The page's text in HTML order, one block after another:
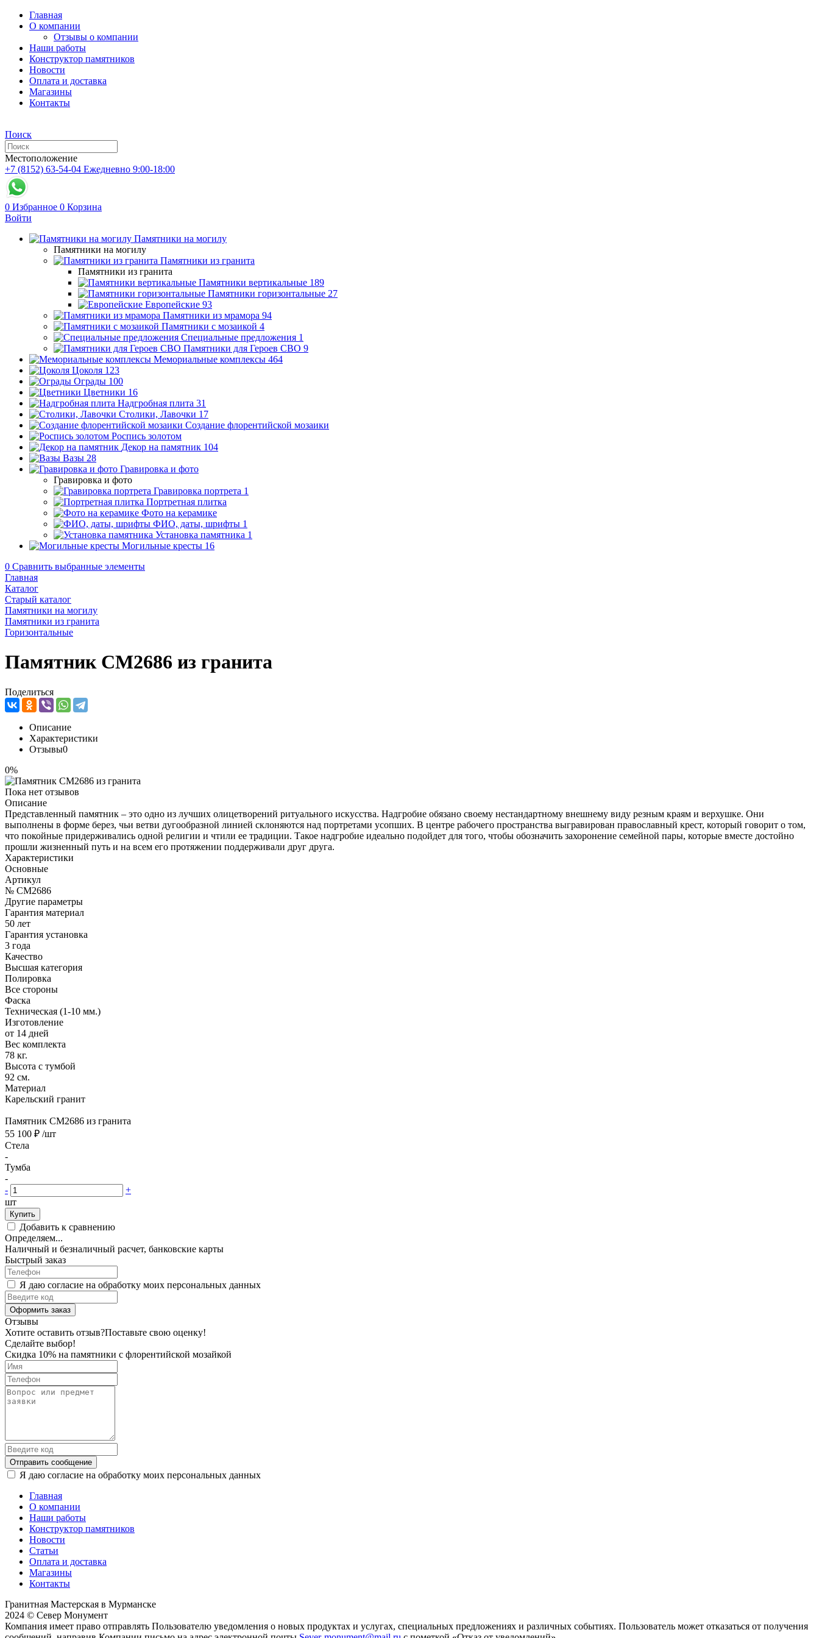
Главная
О компании
Отзывы о компании
Наши работы
Конструктор памятников
Новости
Оплата и доставка
Магазины
Контакты
Поиск
Местоположение
+7 (8152) 63-54-04 Ежедневно 9:00-18:00
0 Избранное 0 Корзина
Войти
Памятники на могилу
Памятники на могилу
Памятники из гранита
Памятники из гранита
Памятники вертикальные 189
Памятники горизонтальные 27
Европейские 93
Памятники из мрамора 94
Памятники с мозаикой 4
Специальные предложения 1
Памятники для Героев СВО 9
Мемориальные комплексы 464
Цоколя 123
Ограды 100
Цветники 16
Надгробная плита 31
Столики, Лавочки 17
Создание флорентийской мозаики
Роспись золотом
Декор на памятник 104
Вазы 28
Гравировка и фото
Гравировка и фото
Гравировка портрета 1
Портретная плитка
Фото на керамике
ФИО, даты, шрифты 1
Установка памятника 1
Могильные кресты 16
0 Сравнить выбранные элементы
Главная
Каталог
Старый каталог
Памятники на могилу
Памятники из гранита
Горизонтальные
Памятник CM2686 из гранита
Поделиться
Описание
Характеристики
Отзывы0
0%
Пока нет отзывов
Описание
Представленный памятник – это одно из лучших олицетворений ритуального искусства. Надгробие обязано своему нестандартному внешнему виду резным краям и верхушке. Они
выполнены в форме берез, чьи ветви дугообразной линией склоняются над портретами усопших. В центре рабочего пространства выгравирован православный крест, который говорит о том,
что покойные придерживались одной религии и чтили ее традиции. Такое надгробие идеально подойдет для того, чтобы обозначить захоронение семейной пары, которые вместе достойно
прошли жизненный путь и на всем его протяжении поддерживали друг друга.
Характеристики
Основные
Артикул
№ CM2686
Другие параметры
Гарантия материал
50 лет
Гарантия установка
3 года
Качество
Высшая категория
Полировка
Все стороны
Фаска
Техническая (1-10 мм.)
Изготовление
от 14 дней
Вес комплекта
78 кг.
Высота с тумбой
92 см.
Материал
Карельский гранит
Памятник CM2686 из гранита
55 100 ₽ /шт
Стела
-
Тумба
-
-
+
шт
Купить
Добавить к сравнению
Определяем...
Наличный и безналичный расчет, банковские карты
Быстрый заказ
Я даю согласие на обработку моих персональных данных
Оформить заказ
Отзывы
Хотите оставить отзыв?Поставьте свою оценку!
Сделайте выбор!
Скидка 10% на памятники с флорентийской мозайкой
Отправить сообщение
Я даю согласие на обработку моих персональных данных
Главная
О компании
Наши работы
Конструктор памятников
Новости
Статьи
Оплата и доставка
Магазины
Контакты
Гранитная Мастерская в Мурманске
2024 © Север Монумент
Компания имеет право отправлять Пользователю уведомления о новых продуктах и услугах, специальных предложениях и различных событиях. Пользователь может отказаться от получения